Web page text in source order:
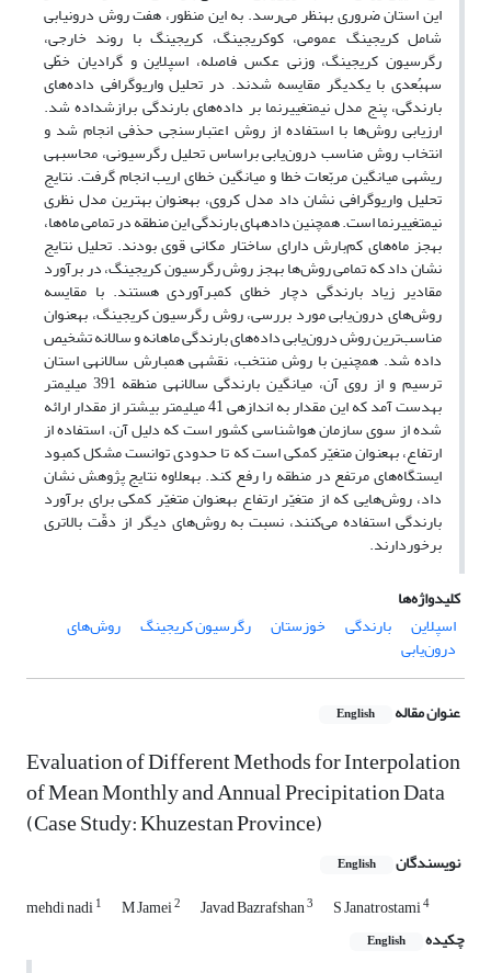
این استان ضروری به‎نظر می‌رسد. به این منظور، هفت روش درون‎یابی
شامل کریجینگ عمومی، کوکریجینگ، کریجینگ با روند خارجی،
رگرسیون کریجینگ، وزنی عکس فاصله، اسپلاین و گرادیان خطّی
سه‎بُعدی با یکدیگر مقایسه شدند. در تحلیل واریوگرافی داده‌های
بارندگی، پنج مدل نیم‎تغییرنما بر داده‌های بارندگی برازش‎داده شد.
ارزیابی روش‌ها با استفاده از روش اعتبارسنجی حذفی انجام شد و
انتخاب روش مناسب درون‌یابی براساس تحلیل رگرسیونی، محاسبه‎ی
ریشه‎ی میانگین مربّعات خطا و میانگین خطای اریب انجام گرفت. نتایج
تحلیل واریوگرافی نشان داد مدل کروی، به‎عنوان بهترین مدل نظری
نیم‎تغییرنما است. همچنین داده‎های بارندگی این منطقه در تمامی ماه‌ها،
به‎جز ماه‌های کم‌بارش دارای ساختار مکانی قوی بودند. تحلیل نتایج
نشان داد که تمامی روش‌ها به‎جز روش رگرسیون کریجینگ، در برآورد
مقادیر زیاد بارندگی دچار خطای کم‎برآوردی هستند. با مقایسه
روش‌های درون‌یابی مورد بررسی، روش‌ رگرسیون کریجینگ، به‎عنوان
مناسب‌ترین روش درون‌یابی داده‌های بارندگی ماهانه و سالانه تشخیص
داده شد. همچنین با روش منتخب، نقشه‎ی هم‎بارش سالانه‎ی استان
ترسیم و از روی آن، میانگین بارندگی سالانه‎ی منطقه 391 میلی‎متر
به‎دست آمد که این مقدار به اندازه‎ی 41 میلی‎متر بیشتر از مقدار ارائه
شده از سوی سازمان هواشناسی کشور است که دلیل آن، استفاده از
ارتفاع، به‎عنوان متغیّر کمکی است که تا حدودی توانست مشکل کمبود
ایستگاه‌های مرتفع در منطقه را رفع ‌کند. به‎علاوه نتایج پژوهش نشان
داد، روش‌هایی که از متغیّر ارتفاع به‎عنوان متغیّر کمکی برای برآورد
بارندگی استفاده می‌کنند، نسبت به روش‌های دیگر از دقّت بالاتری
برخوردارند.
کلیدواژه‌ها
اسپلاین
بارندگی خوزستان رگرسیون کریجینگ روش‌های
درون‌یابی
عنوان مقاله English
Evaluation of Different Methods for Interpolation
of Mean Monthly and Annual Precipitation Data
(Case Study: Khuzestan Province)
نویسندگان English
mehdi nadi1 M Jamei2 Javad Bazrafshan3 S Janatrostami4
چکیده English